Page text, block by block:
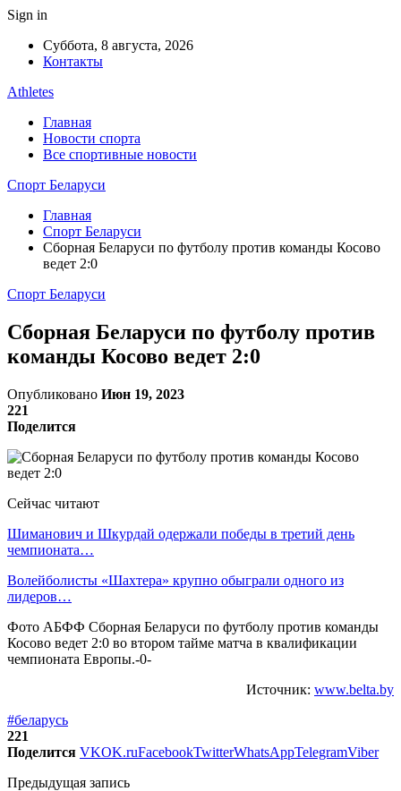
Sign in
Суббота, 8 августа, 2026
Контакты
Athletes
Главная
Новости спорта
Все спортивные новости
Спорт Беларуси
Главная
Спорт Беларуси
Сборная Беларуси по футболу против команды Косово
ведет 2:0
Спорт Беларуси
Сборная Беларуси по футболу против
команды Косово ведет 2:0
Опубликовано Июн 19, 2023
221
Поделится
Сейчас читают
Шиманович и Шкурдай одержали победы в третий день
чемпионата…
Волейболисты «Шахтера» крупно обыграли одного из
лидеров…
Фото АБФФ Сборная Беларуси по футболу против команды
Косово ведет 2:0 во втором тайме матча в квалификации
чемпионата Европы.-0-
Источник: www.belta.by
#беларусь
221
Поделится VKOK.ruFacebookTwitterWhatsAppTelegramViber
Предыдущая запись